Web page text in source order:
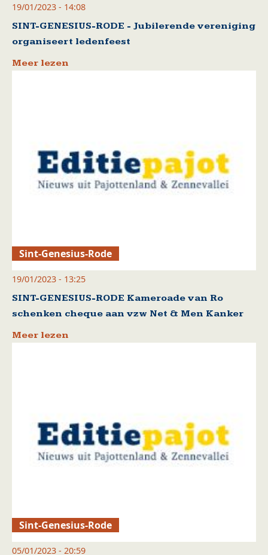
19/01/2023 - 14:08
SINT-GENESIUS-RODE - Jubilerende vereniging
organiseert ledenfeest
Meer lezen
Sint-Genesius-Rode
19/01/2023 - 13:25
SINT-GENESIUS-RODE Kameroade van Ro
schenken cheque aan vzw Net & Men Kanker
Meer lezen
Sint-Genesius-Rode
05/01/2023 - 20:59